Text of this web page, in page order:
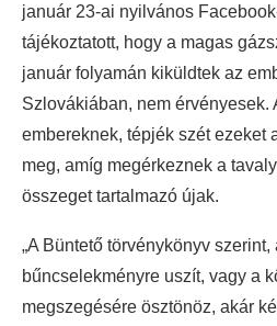
január 23-ai nyilvános
tájékoztatott, hogy a magas
január folyamán kiküldtek az
Szlovákiában, nem érvényesek.
embereknek, tépjék szét ezeket
meg, amíg megérkeznek a
összeget tartalmazó újak.
„A Büntető törvénykönyv
bűncselekményre uszít, vagy a
megszegésére ösztönöz, akár